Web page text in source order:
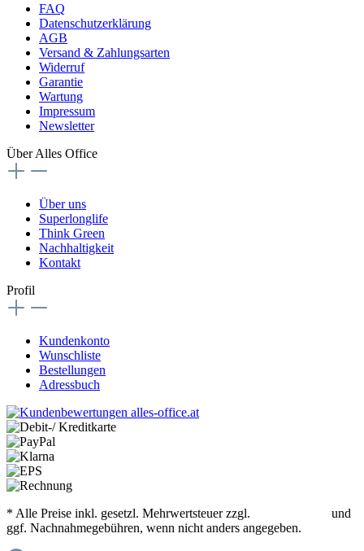
FAQ
Datenschutzerklärung
AGB
Versand & Zahlungsarten
Widerruf
Garantie
Wartung
Impressum
Newsletter
Über Alles Office
Über uns
Superlonglife
Think Green
Nachhaltigkeit
Kontakt
Profil
Kundenkonto
Wunschliste
Bestellungen
Adressbuch
* Alle Preise inkl. gesetzl. Mehrwertsteuer zzgl.
und
ggf. Nachnahmegebühren, wenn nicht anders angegeben.